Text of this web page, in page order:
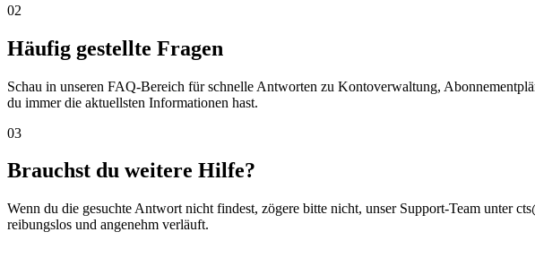
02
Häufig gestellte Fragen
Schau in unseren FAQ-Bereich für schnelle Antworten zu Kontoverwaltung,
du immer die aktuellsten Informationen hast.
03
Brauchst du weitere Hilfe?
Wenn du die gesuchte Antwort nicht findest, zögere bitte nicht, unser Support-Team unter
reibungslos und angenehm verläuft.